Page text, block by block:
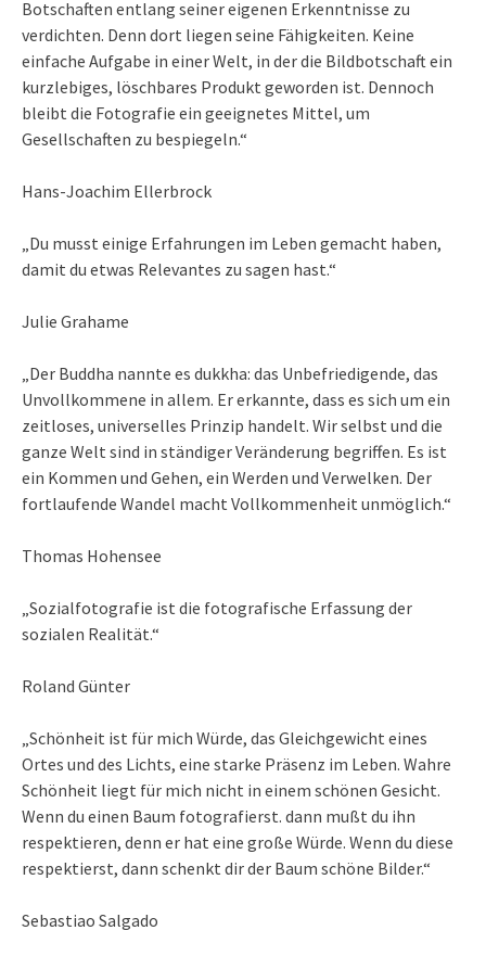
Botschaften entlang seiner eigenen Erkenntnisse zu
verdichten. Denn dort liegen seine Fähigkeiten. Keine
einfache Aufgabe in einer Welt, in der die Bildbotschaft ein
kurzlebiges, löschbares Produkt geworden ist. Dennoch
bleibt die Fotografie ein geeignetes Mittel, um
Gesellschaften zu bespiegeln.“
Hans-Joachim Ellerbrock
„Du musst einige Erfahrungen im Leben gemacht haben,
damit du etwas Relevantes zu sagen hast.“
Julie Grahame
„Der Buddha nannte es dukkha: das Unbefriedigende, das
Unvollkommene in allem. Er erkannte, dass es sich um ein
zeitloses, universelles Prinzip handelt. Wir selbst und die
ganze Welt sind in ständiger Veränderung begriffen. Es ist
ein Kommen und Gehen, ein Werden und Verwelken. Der
fortlaufende Wandel macht Vollkommenheit unmöglich.“
Thomas Hohensee
„Sozialfotografie ist die fotografische Erfassung der
sozialen Realität.“
Roland Günter
„Schönheit ist für mich Würde, das Gleichgewicht eines
Ortes und des Lichts, eine starke Präsenz im Leben. Wahre
Schönheit liegt für mich nicht in einem schönen Gesicht.
Wenn du einen Baum fotografierst. dann mußt du ihn
respektieren, denn er hat eine große Würde. Wenn du diese
respektierst, dann schenkt dir der Baum schöne Bilder.“
Sebastiao Salgado